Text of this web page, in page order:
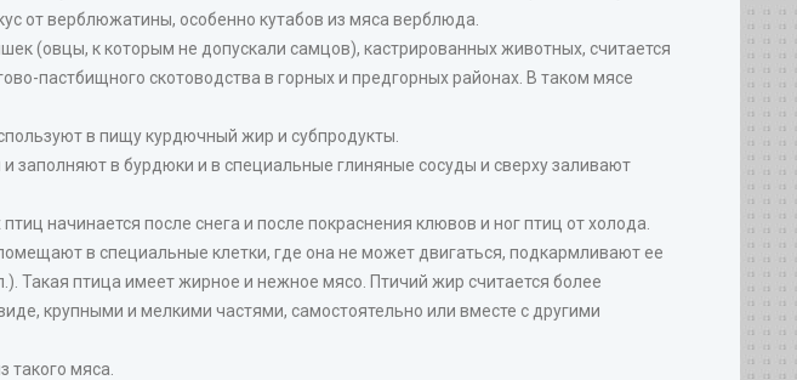
от верблюжатины, особенно кутабов из мяса верблюда.
(овцы, к которым не допускали самцов), кастрированных животных, считается
пастбищного скотоводства в горных и предгорных районах. В таком мясе
в пищу курдючный жир и субпродукты.
в бурдюки и в специальные глиняные сосуды и сверху заливают
начинается после снега и после покраснения клювов и ног птиц от холода.
в специальные клетки, где она не может двигаться, подкармливают ее
Такая птица имеет жирное и нежное мясо. Птичий жир считается более
крупными и мелкими частями, самостоятельно или вместе с другими
такого мяса.